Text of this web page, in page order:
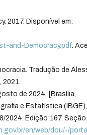
2017. Disponível em:
and-Democracy.pdf.
Tradução de
2021.
de 2024. [Brasília,
e Estatística
2024. Edição:167.
en/web/dou/-/